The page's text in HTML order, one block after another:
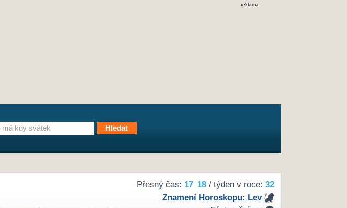
reklama
Přesný čas: 17 18/ týden v roce: 32
Znamení Horoskopu: Lev